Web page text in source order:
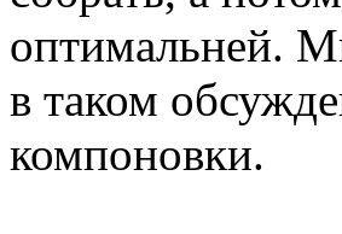
оптимальней.
в таком
компоновки.